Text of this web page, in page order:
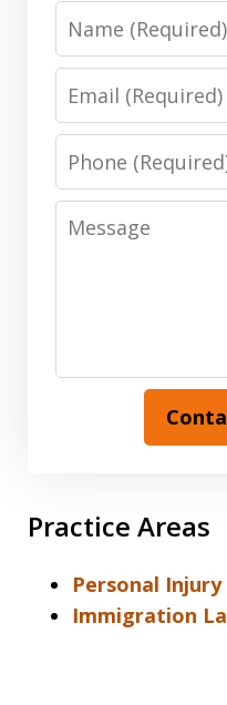
Name
Email
Phone
Message
Practice Areas
Personal Injury
Immigration